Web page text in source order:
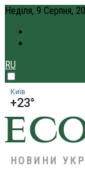
Неділя, 9 Серпня,
RU
Київ
+23°
НОВИНИ